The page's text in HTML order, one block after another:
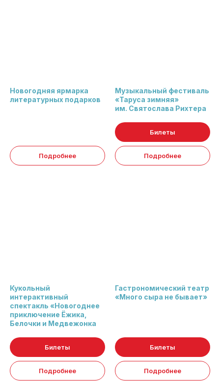
Новогодняя ярмарка
литературных подарков
Подробнее
Музыкальный фестиваль
«Таруса зимняя»
им. Святослава Рихтера
Билеты
Подробнее
Кукольный
интерактивный
спектакль «Новогоднее
приключение Ёжика,
Белочки и Медвежонка
Билеты
Подробнее
Гастрономический театр
«Много сыра не бывает»
Билеты
Подробнее